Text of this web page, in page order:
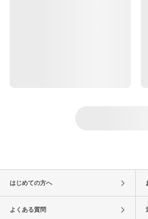
はじめての方へ
よくある質問